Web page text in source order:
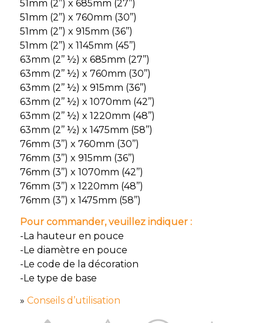
51mm (2’’) x 685mm (27’’)
51mm (2’’) x 760mm (30’’)
51mm (2’’) x 915mm (36’’)
51mm (2’’) x 1145mm (45’’)
63mm (2’’ ½) x 685mm (27’’)
63mm (2’’ ½) x 760mm (30’’)
63mm (2’’ ½) x 915mm (36’’)
63mm (2’’ ½) x 1070mm (42’’)
63mm (2’’ ½) x 1220mm (48’’)
63mm (2’’ ½) x 1475mm (58’’)
76mm (3’’) x 760mm (30’’)
76mm (3’’) x 915mm (36’’)
76mm (3’’) x 1070mm (42’’)
76mm (3’’) x 1220mm (48’’)
76mm (3’’) x 1475mm (58’’)
Pour commander, veuillez indiquer :
-La hauteur en pouce
-Le diamètre en pouce
-Le code de la décoration
-Le type de base
» Conseils d’utilisation